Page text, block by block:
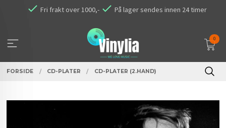
Fri frakt over 1000,- På lager sendes innen 24 timer
0
FORSIDE CD-PLATER CD-PLATER (2.HAND)